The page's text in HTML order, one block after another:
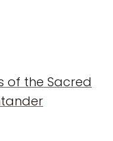
of the Sacred